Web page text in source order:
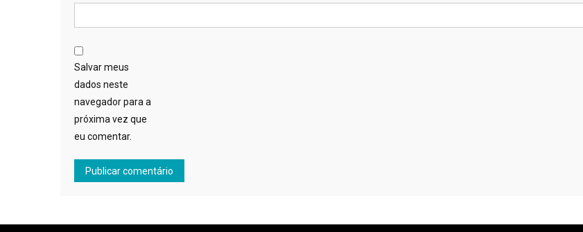
Salvar meus
dados neste
navegador para a
próxima vez que
eu comentar.